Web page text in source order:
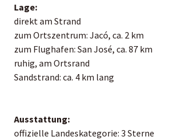
Lage:
direkt am Strand
zum Ortszentrum: Jacó, ca. 2 km
zum Flughafen: San José, ca. 87 km
ruhig, am Ortsrand
Sandstrand: ca. 4 km lang
Ausstattung:
offizielle Landeskategorie: 3 Sterne